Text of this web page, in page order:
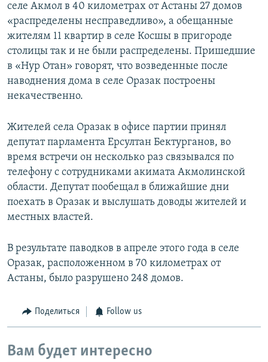
селе Акмол в 40 километрах от Астаны 27 домов
«распределены несправедливо», а обещанные
жителям 11 квартир в селе Косшы в пригороде
столицы так и не были распределены. Пришедшие
в «Нур Отан» говорят, что возведенные после
наводнения дома в селе Оразак построены
некачественно.
Жителей села Оразак в офисе партии принял
депутат парламента Ерсултан Бектурганов, во
время встречи он несколько раз связывался по
телефону с сотрудниками акимата Акмолинской
области. Депутат пообещал в ближайшие дни
поехать в Оразак и выслушать доводы жителей и
местных властей.
В результате паводков в апреле этого года в селе
Оразак, расположенном в 70 километрах от
Астаны, было разрушено 248 домов.
Поделиться Follow us
Вам будет интересно